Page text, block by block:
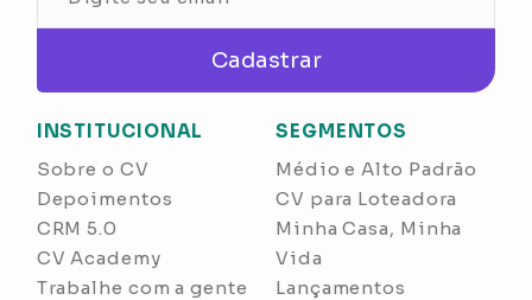
INSTITUCIONAL
Sobre o CV
Depoimentos
CRM 5.0
CV Academy
Trabalhe com a gente
SEGMENTOS
Médio e Alto Padrão
CV para Loteadora
Minha Casa, Minha
Vida
Lançamentos
Cadastrar